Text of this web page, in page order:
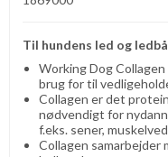
Til hundens led og
Working Dog
brug for til
Collagen er det
nødvendigt for
f.eks. sener,
Collagen samarbejder